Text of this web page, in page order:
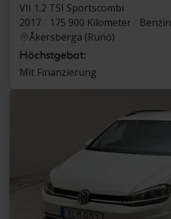
VII 1.2 TSI Sportscombi
2017
175 900 Kilometer
Benzin
Åkersberga (Runö)
Höchstgebot:
Mit Finanzierung